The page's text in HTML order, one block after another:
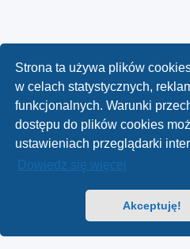
Strona ta używa plików
w celach statystycznych,
funkcjonalnych. Warunki
dostępu do plików cookies
ustawieniach przeglądarki
Dowiedz się więcej
Akceptuję!